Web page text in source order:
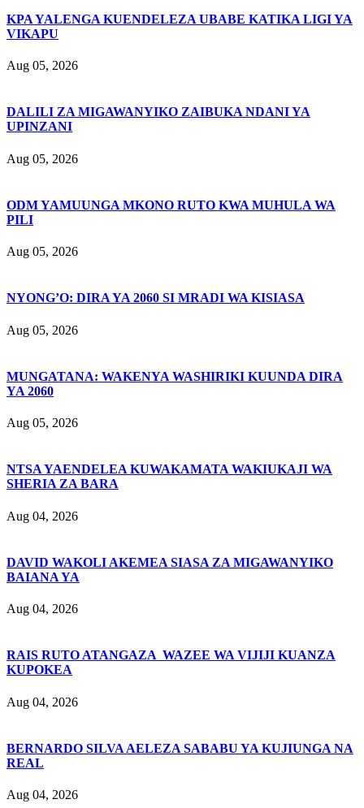
KPA YALENGA KUENDELEZA UBABE KATIKA LIGI YA
VIKAPU
Aug 05, 2026
DALILI ZA MIGAWANYIKO ZAIBUKA NDANI YA
UPINZANI
Aug 05, 2026
ODM YAMUUNGA MKONO RUTO KWA MUHULA WA
PILI
Aug 05, 2026
NYONG’O: DIRA YA 2060 SI MRADI WA KISIASA
Aug 05, 2026
MUNGATANA: WAKENYA WASHIRIKI KUUNDA DIRA
YA 2060
Aug 05, 2026
NTSA YAENDELEA KUWAKAMATA WAKIUKAJI WA
SHERIA ZA BARA
Aug 04, 2026
DAVID WAKOLI AKEMEA SIASA ZA MIGAWANYIKO
BAIANA YA
Aug 04, 2026
RAIS RUTO ATANGAZA WAZEE WA VIJIJI KUANZA
KUPOKEA
Aug 04, 2026
BERNARDO SILVA AELEZA SABABU YA KUJIUNGA NA
REAL
Aug 04, 2026